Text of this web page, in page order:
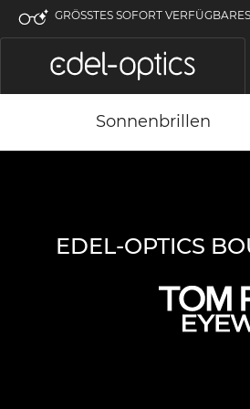
GRÖSSTES SOFORT
Sonnenbrillen
EDEL-OPTICS